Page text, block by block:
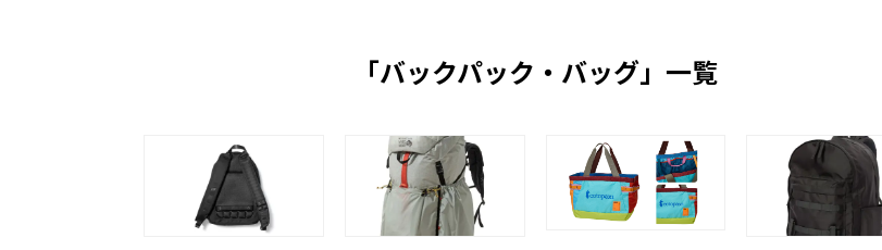
「バックパック・バッグ」一覧